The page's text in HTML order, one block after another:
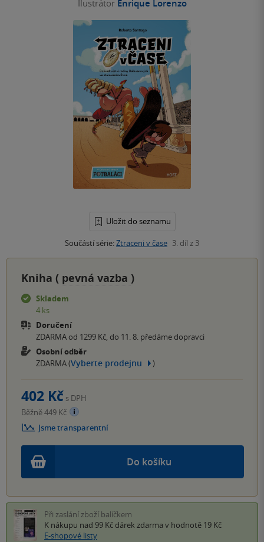
Ilustrátor Enrique Lorenzo
Uložit do seznamu
Součástí série:Ztraceni v čase 3. díl z 3
Kniha ( pevná vazba )
Skladem
4 ks
Doručení
ZDARMA od 1299 Kč, do 11. 8. předáme dopravci
Osobní odběr
ZDARMA (Vyberte prodejnu )
Do košíku
402 Kč s DPH
Běžně 449 Kč
Jsme transparentní
Při zaslání zboží balíčkem
K nákupu nad 99 Kč dárek zdarma v hodnotě 19 Kč
E-shopové listy